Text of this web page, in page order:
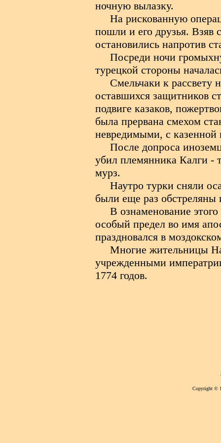
ночную вылазку.
На рискованную
пошли и его друзья. Взяв
остановились напротив
Посреди ночи
турецкой стороны
Смельчаки к рассвету
оставшихся защитников
подвиге казаков,
была прервана смехом
невредимыми, с
После допроса
убил племянника Калги -
мурз.
Наутро турки сняли
были еще раз обстреляны
В ознаменование
особый предел во имя
праздновался в
Многие жительницы
учрежденными
1774 годов.
Copyright ©